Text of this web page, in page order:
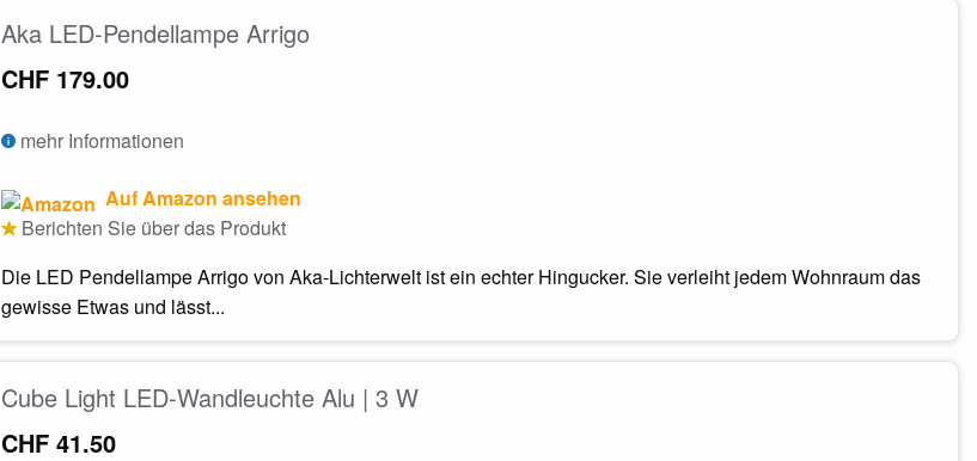
Aka LED-Pendellampe Arrigo
CHF 179.00
mehr Informationen
Auf Amazon ansehen
Berichten Sie über das Produkt
Die LED Pendellampe Arrigo von Aka-Lichterwelt ist ein echter Hingucker. Sie verleiht jedem Wohnraum das
gewisse Etwas und lässt...
Cube Light LED-Wandleuchte Alu | 3 W
CHF 41.50